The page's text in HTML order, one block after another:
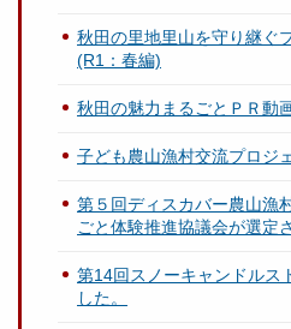
秋田の里地里山を守り継ぐ
(R1：春編)
秋田の魅力まるごとＰＲ動
子ども農山漁村交流プロジ
第５回ディスカバー農山漁
ごと体験推進協議会が選定
第14回スノーキャンドルス
した。